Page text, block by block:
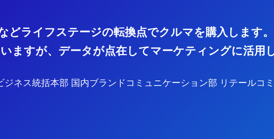
どライフステージの転換点でクルマを購入します
ますが、データが点在してマーケティングに活用
ネス統括本部 国内ブランドコミュニケーション部 リテールコ